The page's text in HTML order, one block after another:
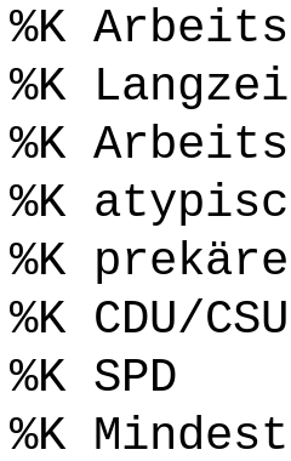
%K
%K
%K
%K
%K
%K CDU/CSU
%K SPD
%K